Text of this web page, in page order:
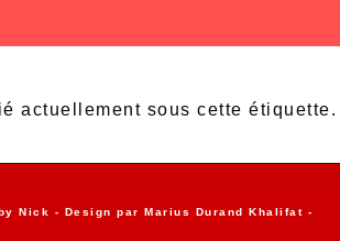
actuellement sous cette étiquette.
Nick - Design par Marius Durand Khalifat -